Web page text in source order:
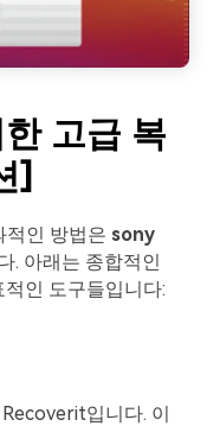
고급 복
]
적인 방법은 sony
. 아래는 종합적인
인 도구들입니다:
입니다. 이